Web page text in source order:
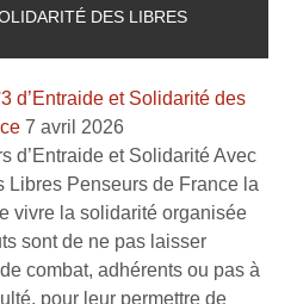
DES LIBRES
d’Entraide et Solidarité des
7 avril 2026
d’Entraide et Solidarité Avec
Libres Penseurs de France la
vivre la solidarité organisée
sont de ne pas laisser
combat, adhérents ou pas à
pour leur permettre de